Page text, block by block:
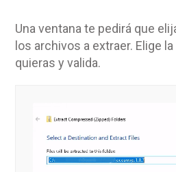
Una ventana te pedirá que
los archivos a extraer. Elige
quieras y valida.